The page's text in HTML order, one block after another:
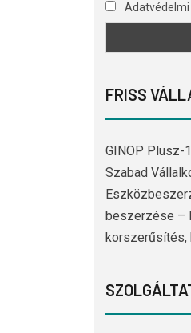
FRISS
GINOP Plusz-
Szabad
beszerzése –
korszerűsítés,